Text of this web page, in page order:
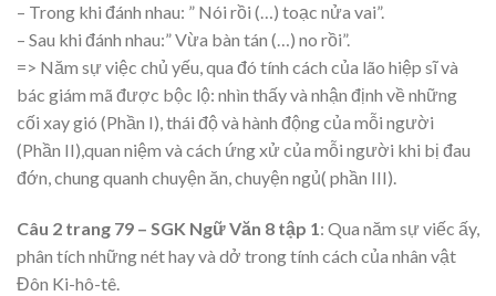
– Trong khi đánh nhau: ” Nói rồi (…) toạc nửa vai”.
– Sau khi đánh nhau:” Vừa bàn tán (…) no rồi”.
=> Năm sự việc chủ yếu, qua đó tính cách của lão hiệp sĩ và
bác giám mã được bộc lộ: nhìn thấy và nhận định về những
cối xay gió (Phần I), thái độ và hành động của mỗi người
(Phần II),quan niệm và cách ứng xử của mỗi người khi bị đau
đớn, chung quanh chuyện ăn, chuyện ngủ( phần III).
Câu 2 trang 79 – SGK Ngữ Văn 8 tập 1: Qua năm sự viếc ấy,
phân tích những nét hay và dở trong tính cách của nhân vật
Đôn Ki-hô-tê.